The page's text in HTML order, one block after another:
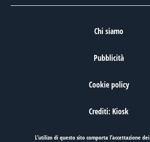
Chi siamo
Pubblicità
Cookie policy
Crediti: Kiosk
L’utilizo di questo sito comporta l’accettazione dei